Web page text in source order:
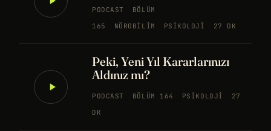
PODCAST
BÖLÜM
165
NÖROBILIM PSIKOLOJI 27 DK
Peki, Yeni Yıl Kararlarınızı
Aldınız mı?
PODCAST BÖLÜM 164 PSIKOLOJI
27
DK